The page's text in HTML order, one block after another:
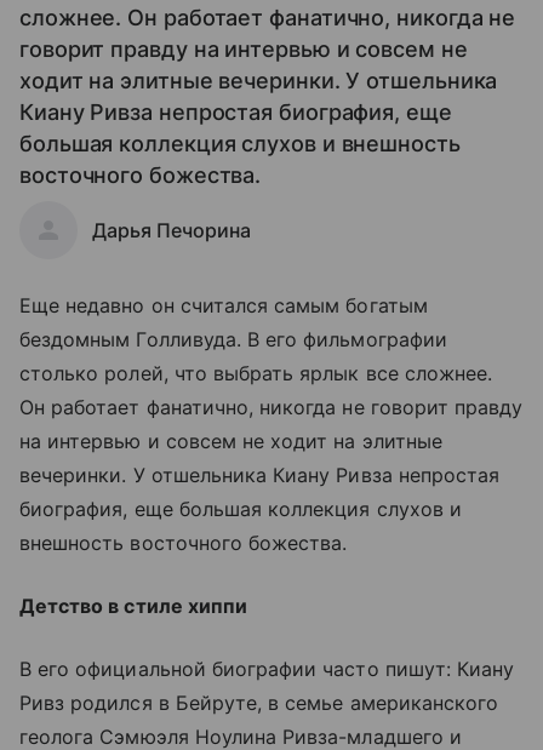
сложнее. Он работает фанатично, никогда не
говорит правду на интервью и совсем не
ходит на элитные вечеринки. У отшельника
Киану Ривза непростая биография, еще
большая коллекция слухов и внешность
восточного божества.
Дарья Печорина
Еще недавно он считался самым богатым
бездомным Голливуда. В его фильмографии
столько ролей, что выбрать ярлык все сложнее.
Он работает фанатично, никогда не говорит правду
на интервью и совсем не ходит на элитные
вечеринки. У отшельника Киану Ривза непростая
биография, еще большая коллекция слухов и
внешность восточного божества.
Детство в стиле хиппи
В его официальной биографии часто пишут: Киану
Ривз родился в Бейруте, в семье американского
геолога Сэмюэля Ноулина Ривза-младшего и